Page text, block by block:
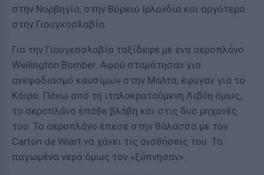
στην Νορβηγία, στην Βόρειο Ιρλανδία και αργότερα
στην Γιουγκοσλαβία.
Για την Γιουγκοσλαβία ταξίδεψε με ενα αεροπλάνο
Wellington Bomber. Αφού σταμάτησαν για
ανεφοδιασμό καυσίμων στην Μάλτα, έφυγαν για το
Κάιρο. Πάνω από τη ιταλοκρατούμενη Λιβύη όμως,
το αεροπλάνο έπαθε βλάβη και στις δυο μηχανές
του. Το αεροπλάνο έπεσε στην θάλασσα με τον
Carton de Wiart να χάνει τις αισθήσεις του. Τα
παγωμένα νερά όμως τον «ξύπνησαν».